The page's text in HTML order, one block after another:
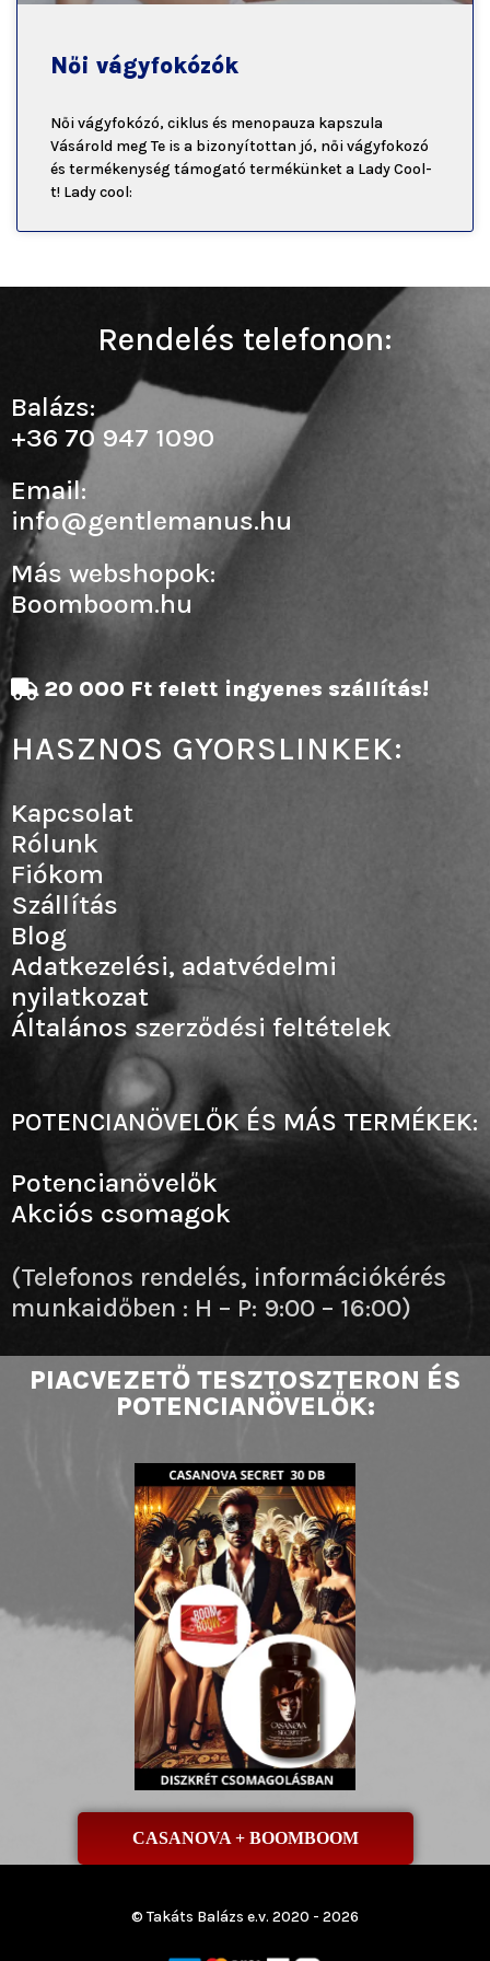
Női vágyfokózók
Női vágyfokózó, ciklus és menopauza kapszula
Vásárold meg Te is a bizonyítottan jó, női vágyfokozó
és termékenység támogató termékünket a Lady Cool-
t! Lady cool:
PIACVEZETŐ TESZTOSZTERON ÉS
POTENCIANÖVELŐK:
CASANOVA + BOOMBOOM
20 000 Ft felett ingyenes szállítás!
HASZNOS GYORSLINKEK:
Kapcsolat
Rólunk
Fiókom
Szállítás
Blog
Adatkezelési, adatvédelmi
nyilatkozat
Általános szerződési feltételek
POTENCIANÖVELŐK ÉS MÁS TERMÉKEK:
Potencianövelők
Akciós csomagok
(Telefonos rendelés, információkérés
munkaidőben : H – P: 9:00 – 16:00)
Rendelés telefonon:
Balázs:
+36 70 947 1090
Email:
info@gentlemanus.hu
Más webshopok:
Boomboom.hu
© Takáts Balázs e.v. 2020 - 2026